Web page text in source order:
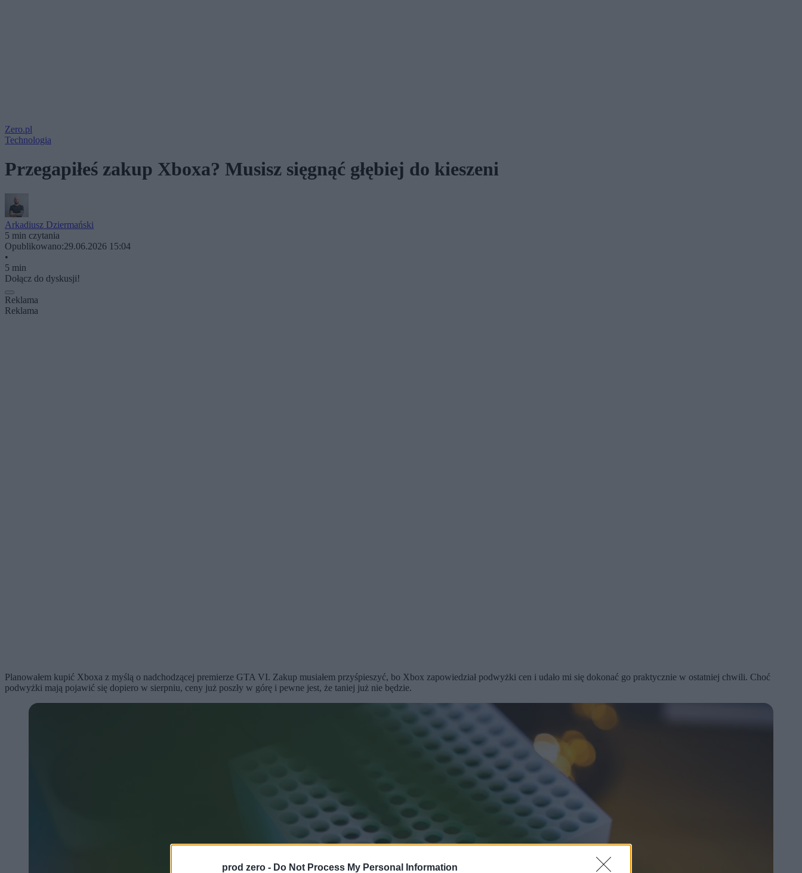
prod zero - Do Not Process My Personal Information
Zero.pl
Technologia
Przegapiłeś zakup Xboxa? Musisz sięgnąć głębiej do kieszeni
Arkadiusz Dziermański
5 min czytania
Opublikowano:29.06.2026 15:04
•
5 min
Dołącz do dyskusji!
Reklama
Reklama
Planowałem kupić Xboxa z myślą o nadchodzącej premierze GTA VI. Zakup musiałem przyśpieszyć, bo Xbox zapowiedział podwyżki cen i udało mi się dokonać go praktycznie w ostatniej chwili. Choć
podwyżki mają pojawić się dopiero w sierpniu, ceny już poszły w górę i pewne jest, że taniej już nie będzie.